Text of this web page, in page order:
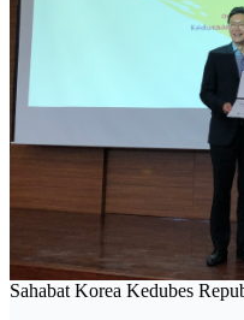
Sahabat Korea Kedubes